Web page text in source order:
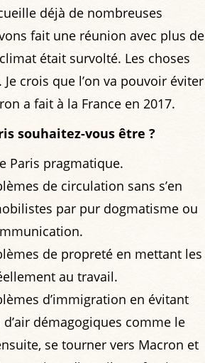
déjà de nombreuses
fait une réunion avec plus de
était survolté. Les choses
crois que l’on va pouvoir éviter
a fait à la France en 2017.
souhaitez-vous être ?
Paris pragmatique.
de circulation sans s’en
par pur dogmatisme ou
de propreté en mettant les
au travail.
d’immigration en évitant
démagogiques comme le
se tourner vers Macron et